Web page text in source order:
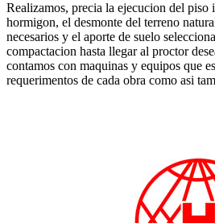
Realizamos, precia la ejecucion del piso
hormigon, el desmonte del terreno
necesarios y el aporte de suelo
compactacion hasta llegar al proctor
contamos con maquinas y equipos que
requerimentos de cada obra como asi